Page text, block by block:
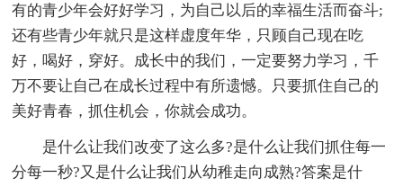
有的青少年会好好学习，为自己以后的幸福生活而奋斗;
还有些青少年就只是这样虚度年华，只顾自己现在吃
好，喝好，穿好。成长中的我们，一定要努力学习，千
万不要让自己在成长过程中有所遗憾。只要抓住自己的
美好青春，抓住机会，你就会成功。
是什么让我们改变了这么多?是什么让我们抓住每一
分每一秒?又是什么让我们从幼稚走向成熟?答案是什